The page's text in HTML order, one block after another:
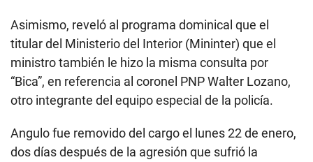
Asimismo, reveló al programa dominical que el
titular del Ministerio del Interior (Mininter) que el
ministro también le hizo la misma consulta por
“Bica”, en referencia al coronel PNP Walter Lozano,
otro integrante del equipo especial de la policía.
Angulo fue removido del cargo el lunes 22 de enero,
dos días después de la agresión que sufrió la